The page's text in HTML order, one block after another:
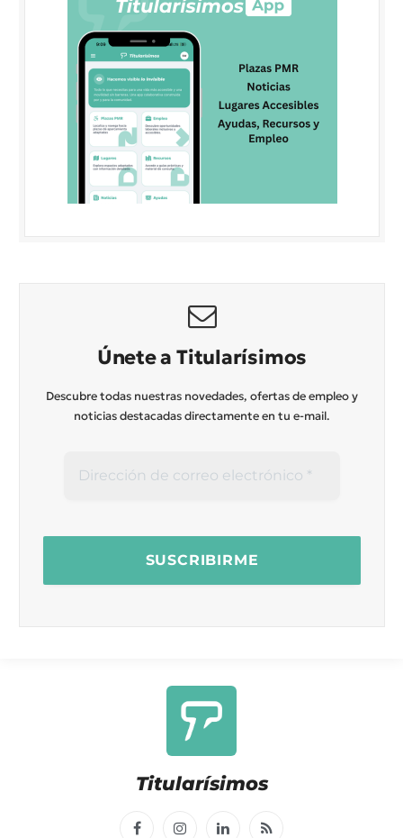
Únete a Titularísimos
Descubre todas nuestras novedades, ofertas de empleo y
noticias destacadas directamente en tu e-mail.
Titularísimos